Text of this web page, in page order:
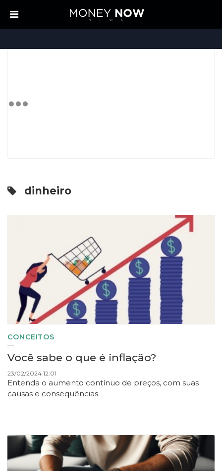
dinheiro
CONCEITOS
Você sabe o que é inflação?
23/02/2024 12:01
Entenda o aumento contínuo de preços, com suas
causas e consequências.